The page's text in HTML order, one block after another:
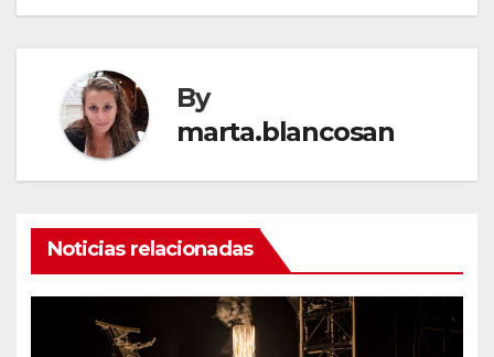
By
marta.blancosan
Noticias relacionadas